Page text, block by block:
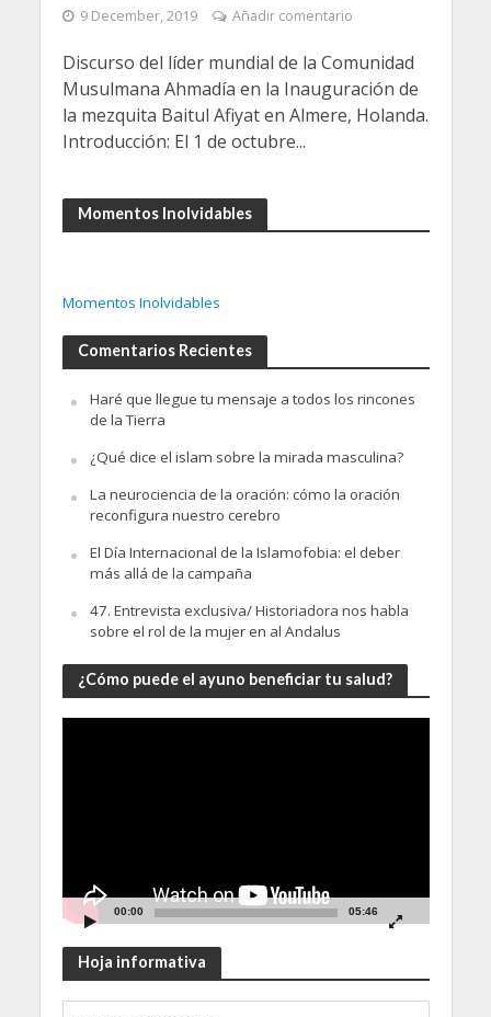
9 December, 2019 Añadir comentario
Discurso del líder mundial de la Comunidad
Musulmana Ahmadía en la Inauguración de
la mezquita Baitul Afiyat en Almere, Holanda.
Introducción: El 1 de octubre...
Momentos Inolvidables
Momentos Inolvidables
Comentarios Recientes
Haré que llegue tu mensaje a todos los rincones
de la Tierra
¿Qué dice el islam sobre la mirada masculina?
La neurociencia de la oración: cómo la oración
reconfigura nuestro cerebro
El Día Internacional de la Islamofobia: el deber
más allá de la campaña
47. Entrevista exclusiva/ Historiadora nos habla
sobre el rol de la mujer en al Andalus
¿Cómo puede el ayuno beneficiar tu salud?
00:00 05:46
Hoja informativa